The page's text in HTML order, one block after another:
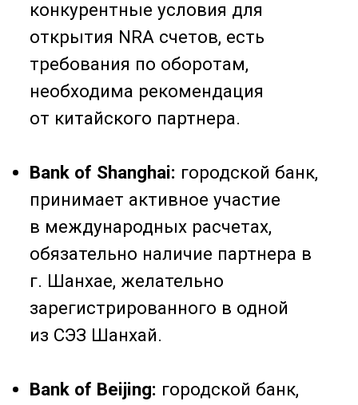
Для открытия NRA счета вам
понадобятся определенные
документы. Обычно это включает:
Регистрационные документы
иностранной компании:
свидетельство о регистрации в
налоговой, устав.
Документы ответственного лица:
действительный документ (паспорт
или ID), удостоверяющий личность
директора или другого
ответственного лица в компании.
необходимо предоставить договор